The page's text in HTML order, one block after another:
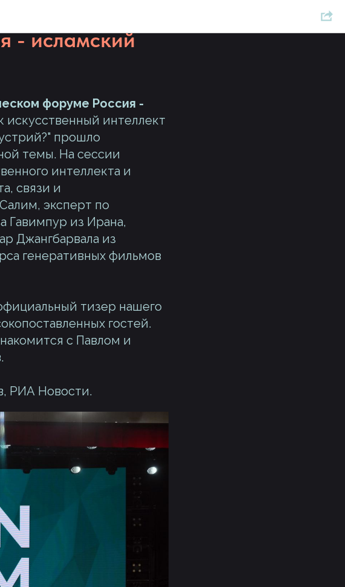
- исламский
форуме Россия -
искусственный интеллект
прошло
темы. На сессии
интеллекта и
связи и
эксперт по
Гавимпур из Ирана,
Джангбарвала из
генеративных фильмов
тизер нашего
гостей.
с Павлом и
РИА Новости.